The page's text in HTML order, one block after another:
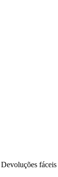
Devoluções fáceis